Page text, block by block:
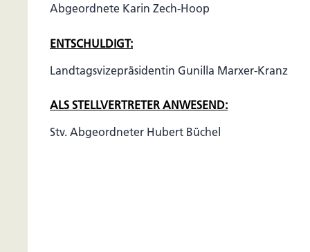
Abgeordnete Karin Zech-Hoop
ENTSCHULDIGT:
Landtagsvizepräsidentin Gunilla Marxer-Kranz
ALS STELLVERTRETER ANWESEND:
Stv. Abgeordneter Hubert Büchel